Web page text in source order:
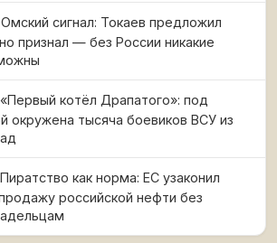
Омский сигнал: Токаев предложил
признал — без России никакие
«Первый котёл Драпатого»: под
окружена тысяча боевиков ВСУ из
Пиратство как норма: ЕС узаконил
российской нефти без